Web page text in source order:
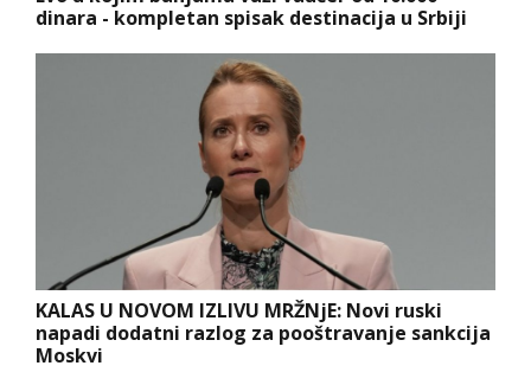
dinara - kompletan spisak destinacija u Srbiji
KALAS U NOVOM IZLIVU MRŽNjE: Novi ruski
napadi dodatni razlog za pooštravanje sankcija
Moskvi